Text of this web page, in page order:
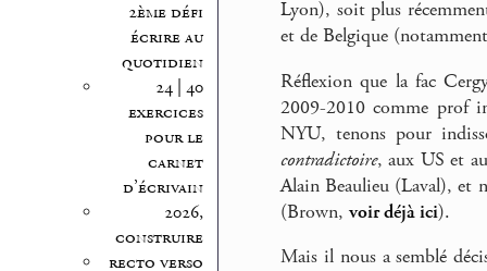
2ème défi
écrire au
quotidien
24 | 40
exercices
pour le
carnet
d’écrivain
2026,
construire
recto verso
Lyon), soit plus
et de Belgique
Réflexion que la fac
2009-2010 comme prof
NYU, tenons pour
contradictoire, aux US et
Alain Beaulieu (Laval), et
(Brown, voir déjà ici).
Mais il nous a semblé